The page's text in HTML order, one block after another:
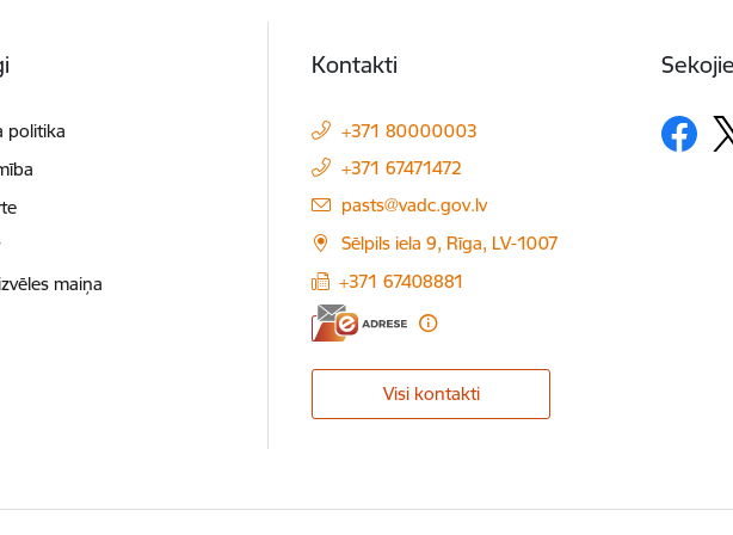
politika
maiņa
Kontakti
+371 80000003
+371 67471472
E-pasts:
pasts@vadc.gov.lv
Sēlpils iela 9, Rīga, LV-1007
+371 67408881
Visi kontakti